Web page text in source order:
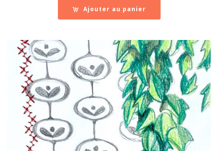
Ajouter au panier